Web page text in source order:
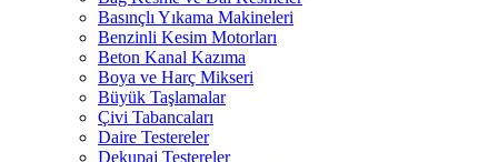
Basınçlı Yıkama Makineleri
Benzinli Kesim Motorları
Beton Kanal Kazıma
Boya ve Harç Mikseri
Büyük Taşlamalar
Çivi Tabancaları
Daire Testereler
Dekupaj Testereler